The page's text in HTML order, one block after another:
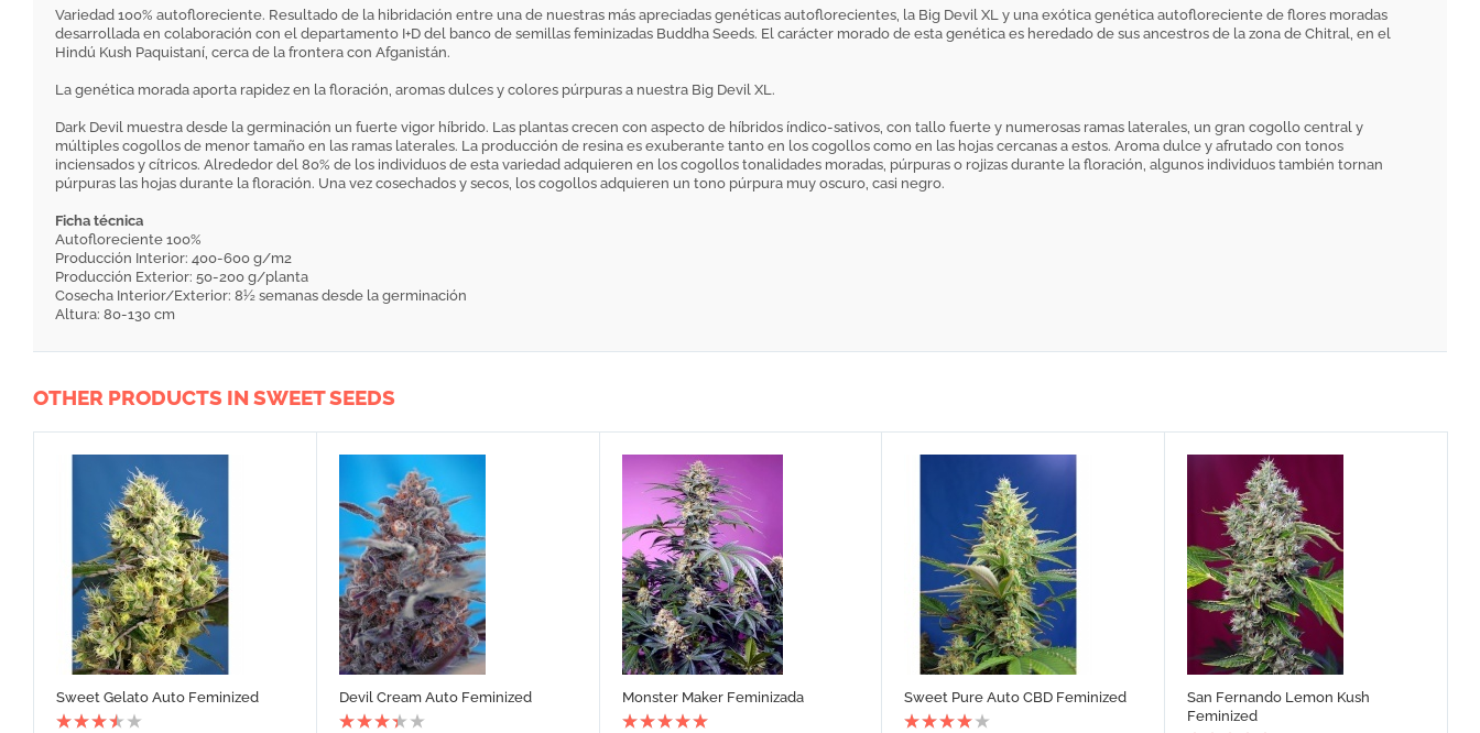
Variedad 100% autofloreciente. Resultado de la hibridación entre una de nuestras más apreciadas genéticas autoflorecientes, la Big Devil XL y una exótica genética autofloreciente de flores moradas
desarrollada en colaboración con el departamento I+D del banco de semillas feminizadas Buddha Seeds. El carácter morado de esta genética es heredado de sus ancestros de la zona de Chitral, en el
Hindú Kush Paquistaní, cerca de la frontera con Afganistán.
La genética morada aporta rapidez en la floración, aromas dulces y colores púrpuras a nuestra Big Devil XL.
Dark Devil muestra desde la germinación un fuerte vigor híbrido. Las plantas crecen con aspecto de híbridos índico-sativos, con tallo fuerte y numerosas ramas laterales, un gran cogollo central y
múltiples cogollos de menor tamaño en las ramas laterales. La producción de resina es exuberante tanto en los cogollos como en las hojas cercanas a estos. Aroma dulce y afrutado con tonos
inciensados y cítricos. Alrededor del 80% de los individuos de esta variedad adquieren en los cogollos tonalidades moradas, púrpuras o rojizas durante la floración, algunos individuos también tornan
púrpuras las hojas durante la floración. Una vez cosechados y secos, los cogollos adquieren un tono púrpura muy oscuro, casi negro.
Ficha técnica
Autofloreciente 100%
Producción Interior: 400-600 g/m2
Producción Exterior: 50-200 g/planta
Cosecha Interior/Exterior: 8½ semanas desde la germinación
Altura: 80-130 cm
OTHER PRODUCTS IN SWEET SEEDS
Sweet Gelato Auto Feminized Devil Cream Auto Feminized Monster Maker Feminizada Sweet Pure Auto CBD Feminized
San Fernando Lemon Kush
Feminized